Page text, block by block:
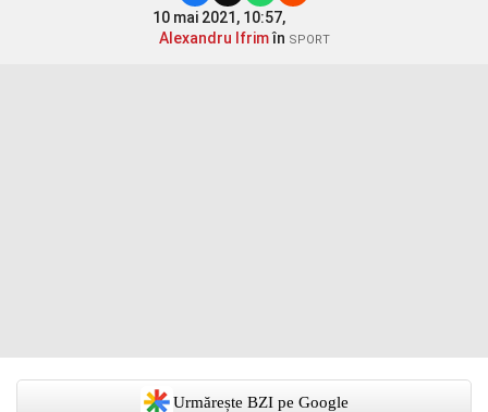
10 mai 2021, 10:57,
Alexandru Ifrimîn SPORT
Urmărește BZI pe Google